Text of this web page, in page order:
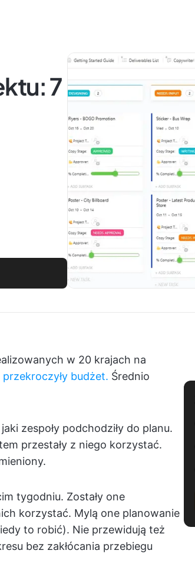
7
w 20 krajach na
budżet. Średnio
zespoły podchodziły do planu.
przestały z niego korzystać.
tygodniu. Zostały one
korzystać. Mylą one planowanie
to robić). Nie przewidują też
bez zakłócania przebiegu